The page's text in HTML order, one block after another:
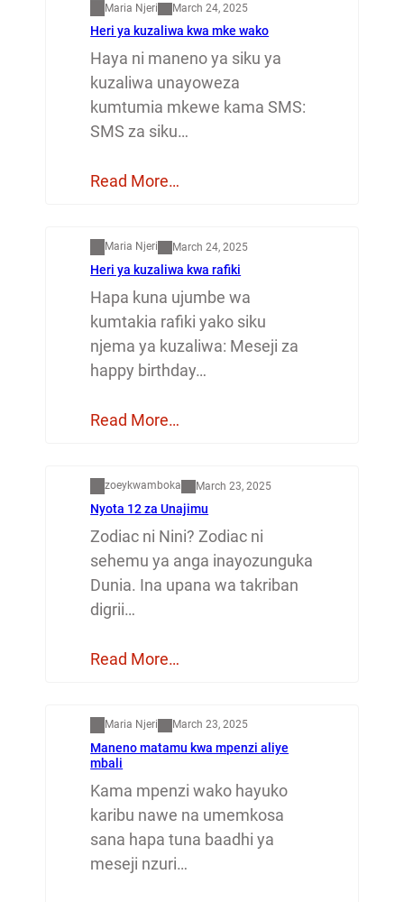
Maria Njeri March 24, 2025
Heri ya kuzaliwa kwa mke wako
Haya ni maneno ya siku ya
kuzaliwa unayoweza
kumtumia mkewe kama SMS:
SMS za siku…
Read More…
Maria Njeri March 24, 2025
Heri ya kuzaliwa kwa rafiki
Hapa kuna ujumbe wa
kumtakia rafiki yako siku
njema ya kuzaliwa: Meseji za
happy birthday…
Read More…
zoeykwamboka March 23, 2025
Nyota 12 za Unajimu
Zodiac ni Nini? Zodiac ni
sehemu ya anga inayozunguka
Dunia. Ina upana wa takriban
digrii…
Read More…
Maria Njeri March 23, 2025
Maneno matamu kwa mpenzi aliye
mbali
Kama mpenzi wako hayuko
karibu nawe na umemkosa
sana hapa tuna baadhi ya
meseji nzuri…